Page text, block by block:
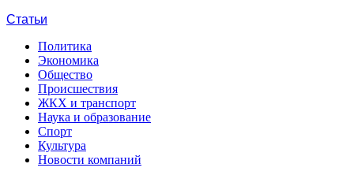
Статьи
Политика
Экономика
Общество
Происшествия
ЖКХ и транспорт
Наука и образование
Спорт
Культура
Новости компаний